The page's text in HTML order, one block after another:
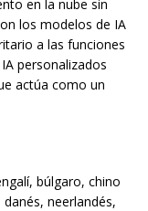
en la nube sin
los modelos de IA
a las funciones
personalizados
actúa como un
búlgaro, chino
neerlandés,